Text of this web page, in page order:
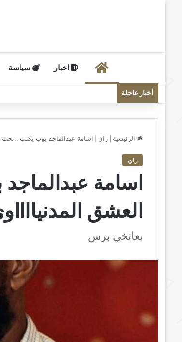
الرئيسيةاخبار سياسة
أخبار عاجلة
الرئيسية راي اسامة عبدالماجد بوب يكتب ..تحت
راي
اسامة
العشق
بعانخي برس